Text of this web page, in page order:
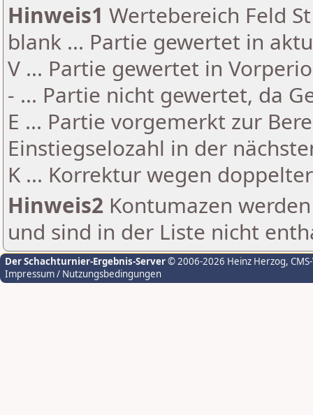
Hinweis1 Wertebereich Feld
blank ... Partie gewertet in
V ... Partie gewertet in
- ... Partie nicht gewertet, da
E ... Partie vorgemerkt zur
Einstiegselozahl in der
K ... Korrektur wegen
Hinweis2 Kontumazen
und sind in der Liste nicht
Der Schachturnier-Ergebnis-Server© 2006-2026 Heinz Herzog,
Impressum / Nutzungsbedingungen